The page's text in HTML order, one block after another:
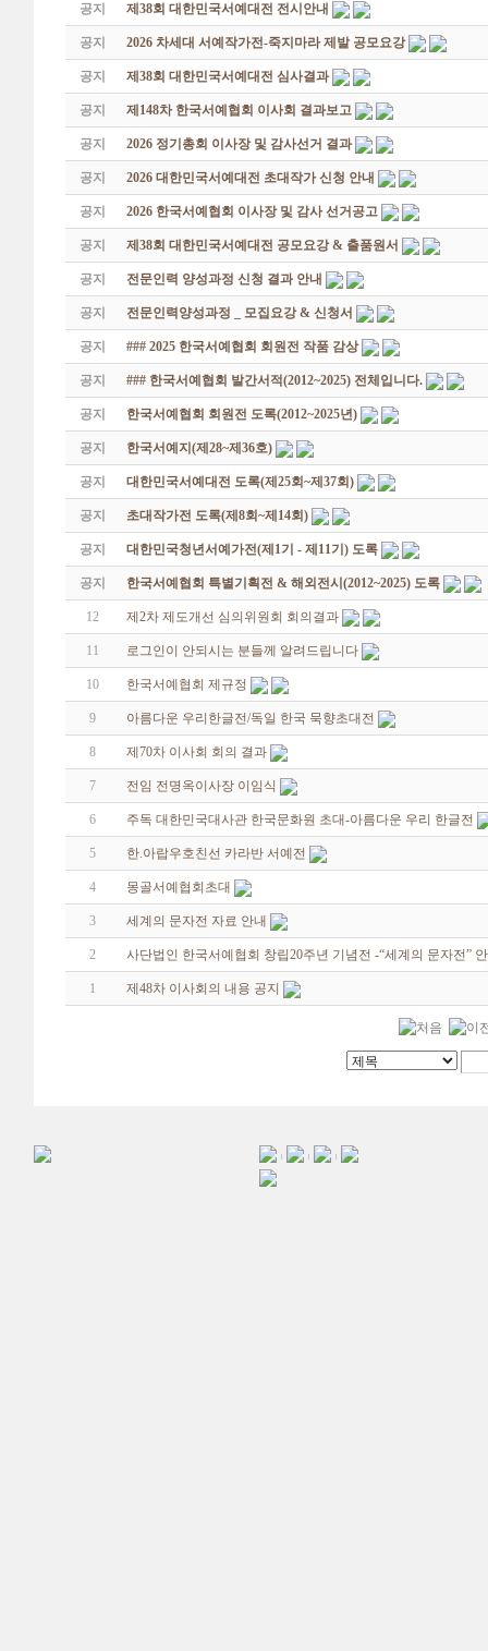
공지 제38회 대한민국서예대전 전시안내
공지 2026 차세대 서예작가전-죽지마라 제발 공모요강
공지 제38회 대한민국서예대전 심사결과
공지 제148차 한국서예협회 이사회 결과보고
공지 2026 정기총회 이사장 및 감사선거 결과
공지 2026 대한민국서예대전 초대작가 신청 안내
공지 2026 한국서예협회 이사장 및 감사 선거공고
공지 제38회 대한민국서예대전 공모요강 & 출품원서
공지 전문인력 양성과정 신청 결과 안내
공지 전문인력양성과정 _ 모집요강 & 신청서
공지 ### 2025 한국서예협회 회원전 작품 감상
공지 ### 한국서예협회 발간서적(2012~2025) 전체입니다.
공지 한국서예협회 회원전 도록(2012~2025년)
공지 한국서예지(제28~제36호)
공지 대한민국서예대전 도록(제25회~제37회)
공지 초대작가전 도록(제8회~제14회)
공지 대한민국청년서예가전(제1기 - 제11기) 도록
공지 한국서예협회 특별기획전 & 해외전시(2012~2025) 도록
12 제2차 제도개선 심의위원회 회의결과
11 로그인이 안되시는 분들께 알려드립니다
10 한국서예협회 제규정
9 아름다운 우리한글전/독일 한국 묵향초대전
8 제70차 이사회 회의 결과
7 전임 전명옥이사장 이임식
6 주독 대한민국대사관 한국문화원 초대-아름다운 우리 한글전
5 한.아랍우호친선 카라반 서예전
4 몽골서예협회초대
3 세계의 문자전 자료 안내
2 사단법인 한국서예협회 창립20주년 기념전 -“세계의 문자전”
1 제48차 이사회의 내용 공지